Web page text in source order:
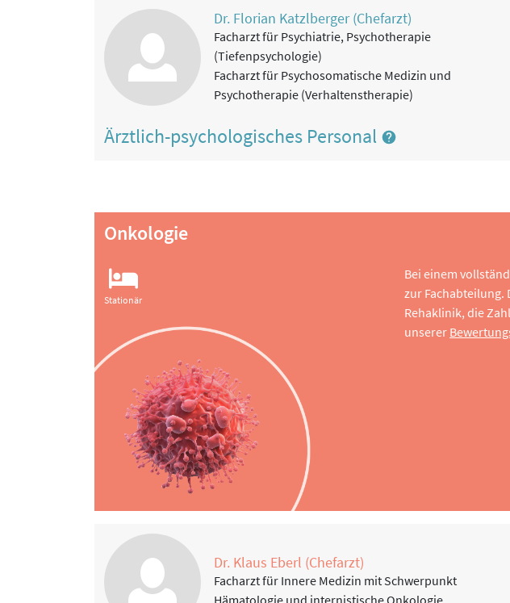
Dr. Florian Katzlberger (Chefarzt)
Facharzt für Psychiatrie, Psychotherapie
(Tiefenpsychologie)
Facharzt für Psychosomatische Medizin und
Psychotherapie (Verhaltenstherapie)
Ärztlich-psychologisches Personal
Onkologie
Stationär
Bei einem
zur Fachabteilung.
Rehaklinik, die
unserer
Dr. Klaus Eberl (Chefarzt)
Facharzt für Innere Medizin mit Schwerpunkt